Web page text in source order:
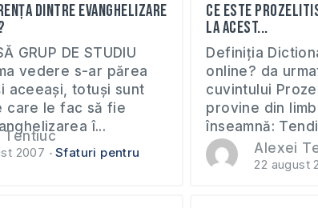
dintre evanghelizare
GRUP DE STUDIU
vedere s-ar părea
aceeași, totuși sunt
care le fac să fie
î...
Tentiuc
2007 Sfaturi pentru
Ce este
la acest...
Definiția
online? da
cuvintului
provine din
înseamnă:
Alexei
22 august